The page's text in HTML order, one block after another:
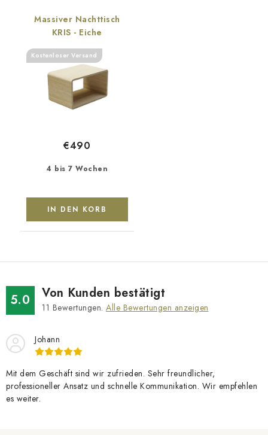
Massiver Nachttisch
KRIS - Eiche
Kostenloser Versand
4 bis 7 Wochen
€490
IN DEN KORB
5.0 Von Kunden bestätigt
11 Bewertungen. Alle Bewertungen anzeigen
Johann
Mit dem Geschäft sind wir zufrieden. Sehr freundlicher,
professioneller Ansatz und schnelle Kommunikation. Wir empfehlen
es weiter.